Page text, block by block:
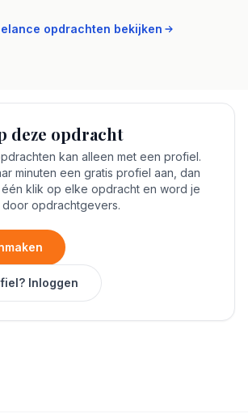
opdrachten bekijken
deze opdracht
kan alleen met een profiel.
minuten een gratis profiel aan, dan
klik op elke opdracht en word je
opdrachtgevers.
Inloggen